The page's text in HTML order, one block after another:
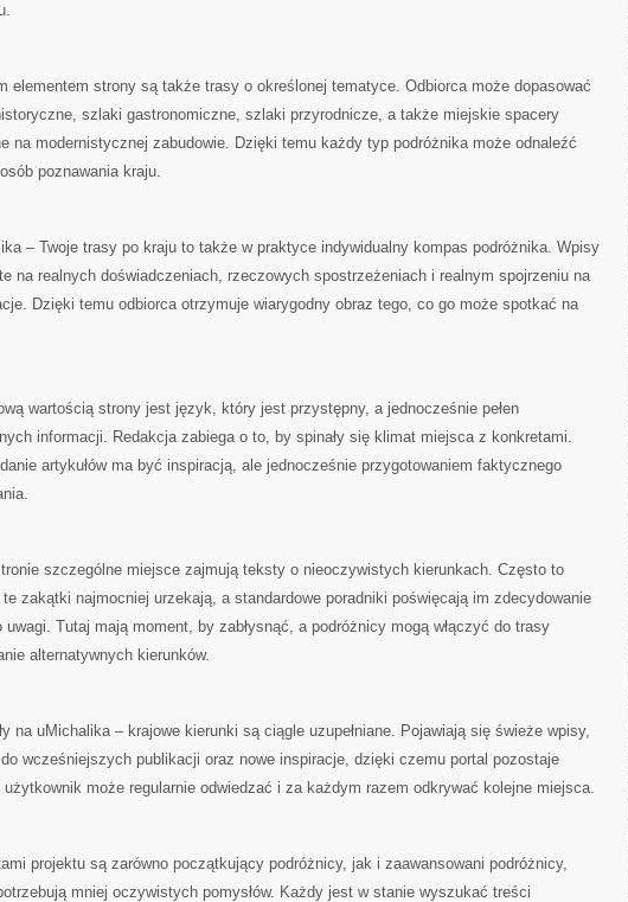
elementem strony są także trasy o określonej tematyce. Odbiorca może dopasować
szlaki gastronomiczne, szlaki przyrodnicze, a także miejskie spacery
na modernistycznej zabudowie. Dzięki temu każdy typ podróżnika może odnaleźć
poznawania kraju.
– Twoje trasy po kraju to także w praktyce indywidualny kompas podróżnika. Wpisy
na realnych doświadczeniach, rzeczowych spostrzeżeniach i realnym spojrzeniu na
Dzięki temu odbiorca otrzymuje wiarygodny obraz tego, co go może spotkać na
wartością strony jest język, który jest przystępny, a jednocześnie pełen
informacji. Redakcja zabiega o to, by spinały się klimat miejsca z konkretami.
artykułów ma być inspiracją, ale jednocześnie przygotowaniem faktycznego
szczególne miejsce zajmują teksty o nieoczywistych kierunkach. Często to
te zakątki najmocniej urzekają, a standardowe poradniki poświęcają im zdecydowanie
uwagi. Tutaj mają moment, by zabłysnąć, a podróżnicy mogą włączyć do trasy
alternatywnych kierunków.
na uMichalika – krajowe kierunki są ciągle uzupełniane. Pojawiają się świeże wpisy,
wcześniejszych publikacji oraz nowe inspiracje, dzięki czemu portal pozostaje
użytkownik może regularnie odwiedzać i za każdym razem odkrywać kolejne miejsca.
projektu są zarówno początkujący podróżnicy, jak i zaawansowani podróżnicy,
mniej oczywistych pomysłów. Każdy jest w stanie wyszukać treści